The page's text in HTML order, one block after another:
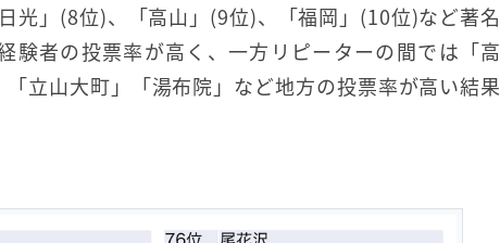
光」(8位)、「高山」(9位)、「福岡」(10位)など著名
験者の投票率が高く、一方リピーターの間では「高
立山大町」「湯布院」など地方の投票率が高い結果